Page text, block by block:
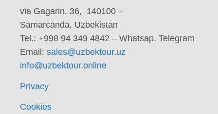
via Gagarin, 36, 140100 –
Samarcanda, Uzbekistan
Tel.: +998 94 349 4842 – Whatsap, Telegram
Email: sales@uzbektour.uz
info@uzbektour.online
Privacy
Cookies